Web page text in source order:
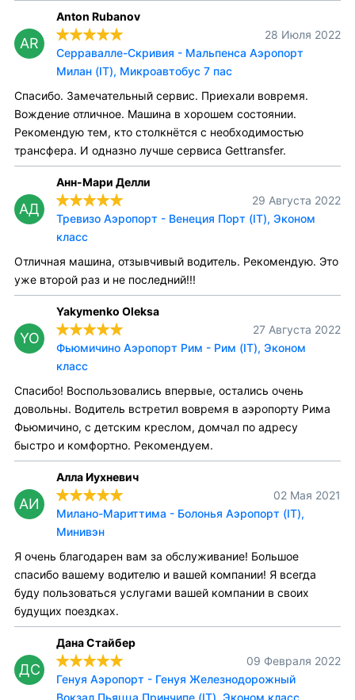
AR
Anton Rubanov
28 Июля 2022
Серравалле-Скривия - Мальпенса Аэропорт
Милан (IT), Микроавтобус 7 пас
Спасибо. Замечательный сервис. Приехали вовремя.
Вождение отличное. Машина в хорошем состоянии.
Рекомендую тем, кто столкнётся с необходимостью
трансфера. И одназно лучше сервиса Gettransfer.
АД
Анн-Мари Делли
29 Августа 2022
Тревизо Аэропорт - Венеция Порт (IT), Эконом
класс
Отличная машина, отзывчивый водитель. Рекомендую. Это
уже второй раз и не последний!!!
YO
Yakymenko Oleksa
27 Августа 2022
Фьюмичино Аэропорт Рим - Рим (IT), Эконом
класс
Спасибо! Воспользовались впервые, остались очень
довольны. Водитель встретил вовремя в аэропорту Рима
Фьюмичино, с детским креслом, домчал по адресу
быстро и комфортно. Рекомендуем.
АИ
Алла Иухневич
02 Мая 2021
Милано-Мариттима - Болонья Аэропорт (IT),
Минивэн
Я очень благодарен вам за обслуживание! Большое
спасибо вашему водителю и вашей компании! Я всегда
буду пользоваться услугами вашей компании в своих
будущих поездках.
ДС
Дана Стайбер
09 Февраля 2022
Генуя Аэропорт - Генуя Железнодорожный